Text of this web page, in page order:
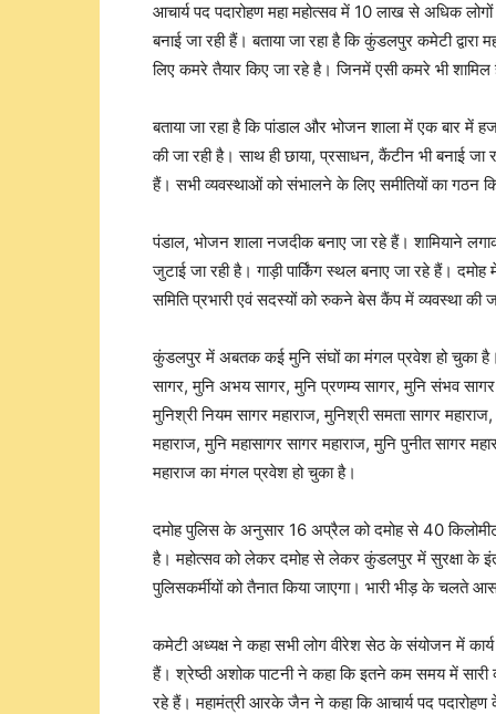
आचार्य पद पदारोहण महा महोत्सव में 10 लाख से अधिक
बनाई जा रही हैं। बताया जा रहा है कि कुंडलपुर कमेटी
लिए कमरे तैयार किए जा रहे है। जिनमें एसी कमरे भी
बताया जा रहा है कि पांडाल और भोजन शाला में एक बार में
की जा रही है। साथ ही छाया, प्रसाधन, कैंटीन भी बनाई जा
हैं। सभी व्यवस्थाओं को संभालने के लिए समीतियों का गठन
पंडाल, भोजन शाला नजदीक बनाए जा रहे हैं। शामियाने
जुटाई जा रही है। गाड़ी पार्किंग स्थल बनाए जा रहे हैं।
समिति प्रभारी एवं सदस्यों को रुकने बेस कैंप में व्यवस्था की
कुंडलपुर में अबतक कई मुनि संघों का मंगल प्रवेश हो चुका है।
सागर, मुनि अभय सागर, मुनि प्रणम्य सागर, मुनि संभव
मुनिश्री नियम सागर महाराज, मुनिश्री समता सागर
महाराज, मुनि महासागर सागर महाराज, मुनि पुनीत सागर
महाराज का मंगल प्रवेश हो चुका है।
दमोह पुलिस के अनुसार 16 अप्रैल को दमोह से 40
है। महोत्सव को लेकर दमोह से लेकर कुंडलपुर में सुरक्षा के
पुलिसकर्मीयों को तैनात किया जाएगा। भारी भीड़ के चलते
कमेटी अध्यक्ष ने कहा सभी लोग वीरेश सेठ के संयोजन में
हैं। श्रेष्ठी अशोक पाटनी ने कहा कि इतने कम समय में
रहे हैं। महामंत्री आरके जैन ने कहा कि आचार्य पद